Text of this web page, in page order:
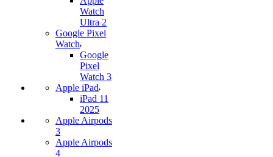
Watch
Ultra 2
Google Pixel
Watch
Google
Pixel
Watch 3
Apple iPad
iPad 11
2025
Apple Airpods
3
Apple Airpods
4